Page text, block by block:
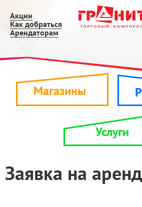
Акции
Как добраться
Арендаторам
Магазины
Услуги
Заявка на